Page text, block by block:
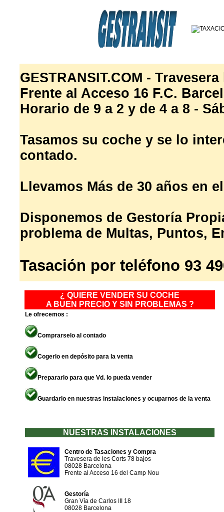
GESTRANSIT.COM -
Frente al Acceso 16 F.C.
Horario de 9 a 2 y de 4 a 8 -
Tasamos su coche y se lo
contado.
Llevamos Más de 30 años en
Disponemos de Gestoría
problema de Multas, Puntos,
Tasación por teléfono 93
¿ QUIERE VENDER SU COCHE
A BUEN PRECIO Y SIN PROBLEMAS ?
Le ofrecemos :
Comprarselo al contado
Cogerlo en depósito para la venta
Prepararlo para que Vd. lo pueda vender
Guardarlo en nuestras instalaciones y ocuparnos de la venta
NUESTRAS INSTALACIONES
Centro de Tasaciones y Compra
Travesera de les Corts 78 bajos
08028 Barcelona
Frente al Acceso 16 del Camp Nou
Gestoría
Gran Vía de Carlos III 18
08028 Barcelona